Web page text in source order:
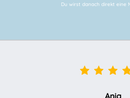
Du wirst danach direkt eine